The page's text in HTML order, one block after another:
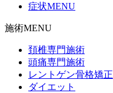
症状MENU
施術MENU
頚椎専門施術
頭痛専門施術
レントゲン骨格矯正
ダイエット